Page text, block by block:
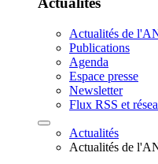
Actualités de
Publications
Agenda
Espace presse
Newsletter
Flux RSS et
Actualités
Actualités de